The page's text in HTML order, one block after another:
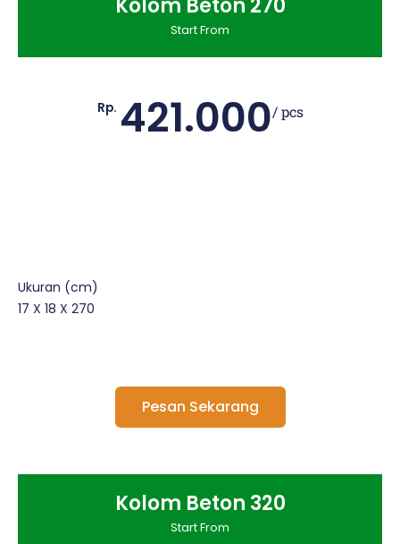
Kolom Beton 270
Start From
Rp. 421.000/ pcs
Ukuran (cm)
17 X 18 X 270
Pesan Sekarang
Kolom Beton 320
Start From